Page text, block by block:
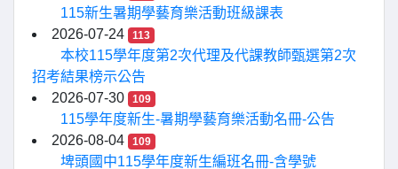
115新生暑期學藝育樂活動班級課表
2026-07-24
113
本校115學年度第2次代理及代課教師甄選第2次
招考結果榜示公告
2026-07-30
109
115學年度新生-暑期學藝育樂活動名冊-公告
2026-08-04
109
埤頭國中115學年度新生編班名冊-含學號